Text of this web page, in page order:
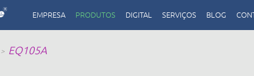
EMPRESA PRODUTOS DIGITAL SERVIÇOS BLOG
EQ105A